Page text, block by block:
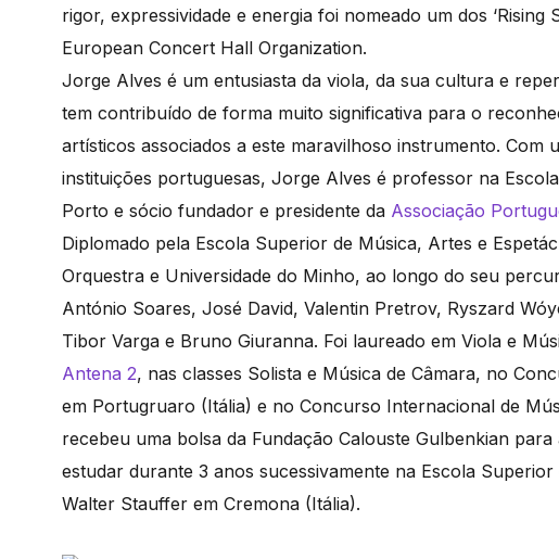
rigor, expressividade e energia foi nomeado um dos ‘Rising
European Concert Hall Organization.
Jorge Alves é um entusiasta da viola, da sua cultura e
tem contribuído de forma muito significativa para o
artísticos associados a este maravilhoso instrumento. Com
instituições portuguesas, Jorge Alves é professor na
Porto e sócio fundador e presidente da Associação
Diplomado pela Escola Superior de Música, Artes e
Orquestra e Universidade do Minho, ao longo do seu
António Soares, José David, Valentin Pretrov, Ryszard
Tibor Varga e Bruno Giuranna. Foi laureado em Viola e
Antena 2, nas classes Solista e Música de Câmara, no
em Portugruaro (Itália) e no Concurso Internacional de
recebeu uma bolsa da Fundação Calouste Gulbenkian
estudar durante 3 anos sucessivamente na Escola
Walter Stauffer em Cremona (Itália).